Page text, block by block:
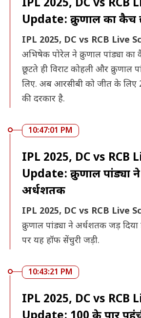
IPL 2025, DC vs RCB
Update: क्रुणाल का कैच
IPL 2025, DC vs RCB Live
अभिषेक पोरेल ने क्रुणाल पांड्या
छूटते ही विराट कोहली और क्रुणाल
लिए. अब आरसीबी को जीत के लिए
की दरकार है.
10:47:01 PM
IPL 2025, DC vs RCB
Update: क्रुणाल पांड्या
अर्धशतक
IPL 2025, DC vs RCB Live
क्रुणाल पांड्या ने अर्धशतक जड़ दिया
पर यह हॉफ सेंचुरी जड़ी.
10:43:21 PM
IPL 2025, DC vs RCB